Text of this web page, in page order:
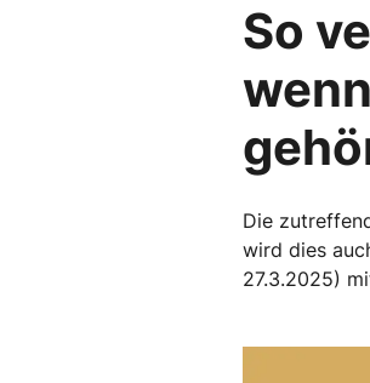
So
Die
wird dies
27.3.2025)